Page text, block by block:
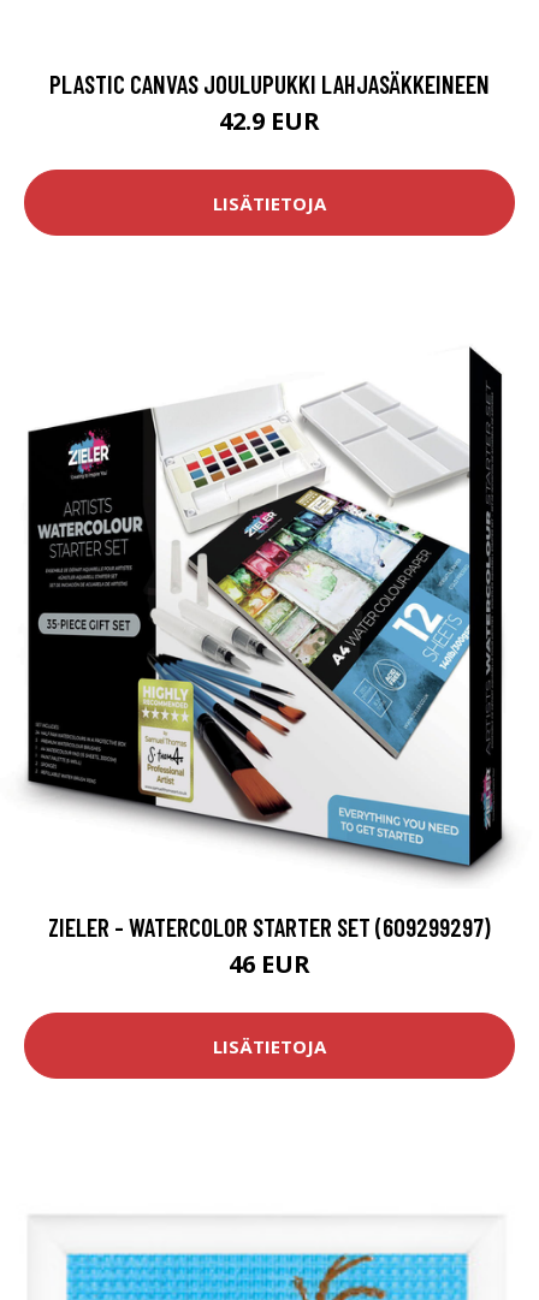
PLASTIC CANVAS JOULUPUKKI LAHJASÄKKEINEEN
42.9 EUR
LISÄTIETOJA
ZIELER - WATERCOLOR STARTER SET (609299297)
46 EUR
LISÄTIETOJA